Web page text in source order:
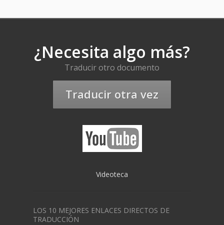
¿Necesita algo más?
Traducir otro documento
Traducir otra vez
Videoteca
LOS 10 MEJORES ENLACES DIRECTOS DE
TRADUCCIÓN